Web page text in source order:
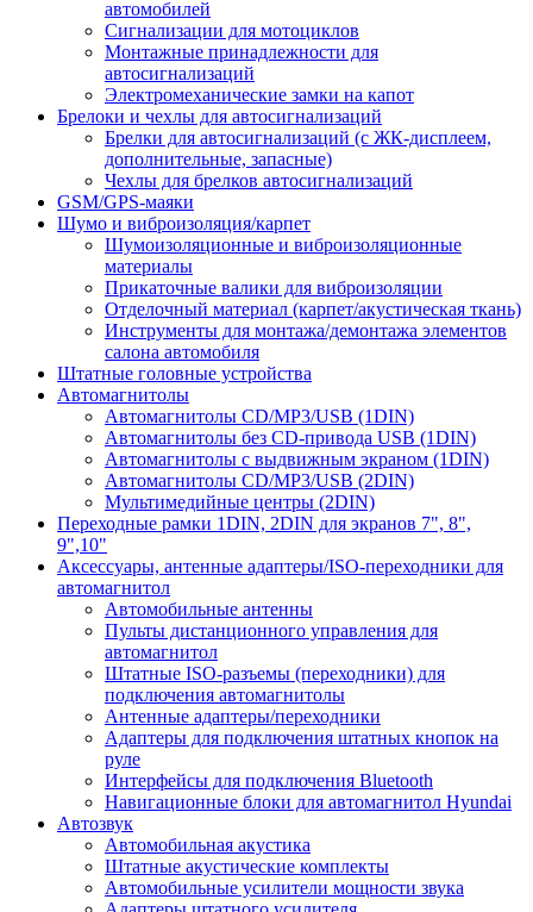
автомобилей
Сигнализации для мотоциклов
Монтажные принадлежности для
автосигнализаций
Электромеханические замки на капот
Брелоки и чехлы для автосигнализаций
Брелки для автосигнализаций (с ЖК-дисплеем,
дополнительные, запасные)
Чехлы для брелков автосигнализаций
GSM/GPS-маяки
Шумо и виброизоляция/карпет
Шумоизоляционные и виброизоляционные
материалы
Прикаточные валики для виброизоляции
Отделочный материал (карпет/акустическая ткань)
Инструменты для монтажа/демонтажа элементов
салона автомобиля
Штатные головные устройства
Автомагнитолы
Автомагнитолы CD/MP3/USB (1DIN)
Автомагнитолы без CD-привода USB (1DIN)
Автомагнитолы с выдвижным экраном (1DIN)
Автомагнитолы CD/MP3/USB (2DIN)
Мультимедийные центры (2DIN)
Переходные рамки 1DIN, 2DIN для экранов 7", 8",
9",10"
Аксессуары, антенные адаптеры/ISO-переходники для
автомагнитол
Автомобильные антенны
Пульты дистанционного управления для
автомагнитол
Штатные ISO-разъемы (переходники) для
подключения автомагнитолы
Антенные адаптеры/переходники
Адаптеры для подключения штатных кнопок на
руле
Интерфейсы для подключения Bluetooth
Навигационные блоки для автомагнитол Hyundai
Автозвук
Автомобильная акустика
Штатные акустические комплекты
Автомобильные усилители мощности звука